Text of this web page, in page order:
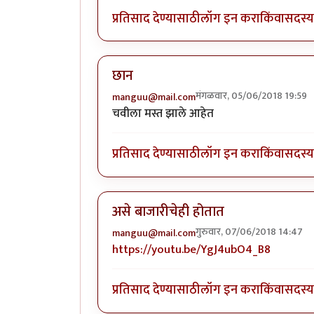
प्रतिसाद देण्यासाठीलॉग इन कराकिंवासदस्य
छान
manguu@mail.comमंगळवार, 05/06/2018 19:59
चवीला मस्त झाले आहेत
प्रतिसाद देण्यासाठीलॉग इन कराकिंवासदस्य
असे बाजारीचेही होतात
manguu@mail.comगुरुवार, 07/06/2018 14:47
https://youtu.be/YgJ4ubO4_B8
प्रतिसाद देण्यासाठीलॉग इन कराकिंवासदस्य